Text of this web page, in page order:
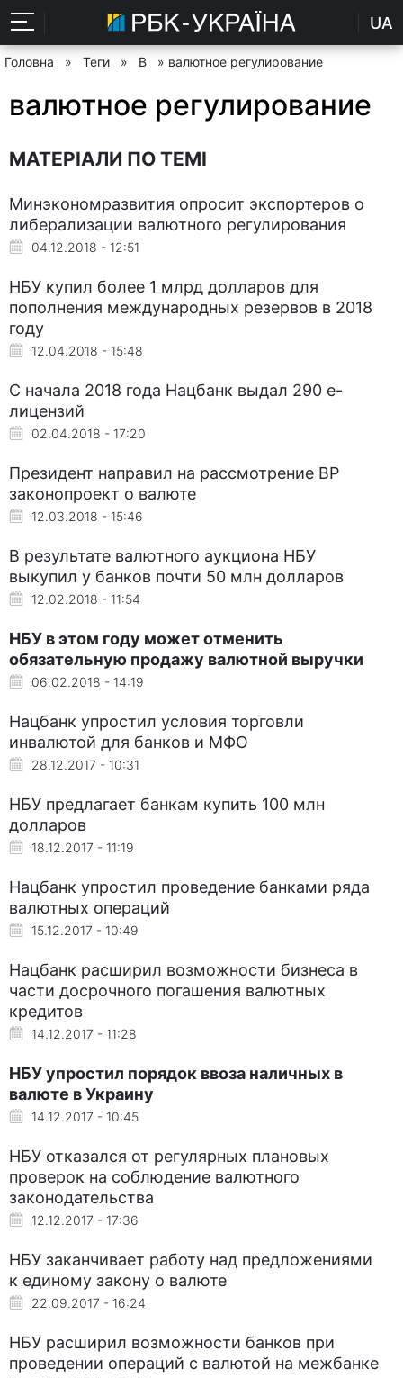
UA
Головна » Теги » В » валютное регулирование
валютное регулирование
МАТЕРІАЛИ ПО ТЕМІ
Минэкономразвития опросит экспортеров о
либерализации валютного регулирования
04.12.2018 - 12:51
НБУ купил более 1 млрд долларов для
пополнения международных резервов в 2018
году
12.04.2018 - 15:48
С начала 2018 года Нацбанк выдал 290 е-
лицензий
02.04.2018 - 17:20
Президент направил на рассмотрение ВР
законопроект о валюте
12.03.2018 - 15:46
В результате валютного аукциона НБУ
выкупил у банков почти 50 млн долларов
12.02.2018 - 11:54
НБУ в этом году может отменить
обязательную продажу валютной выручки
06.02.2018 - 14:19
Нацбанк упростил условия торговли
инвалютой для банков и МФО
28.12.2017 - 10:31
НБУ предлагает банкам купить 100 млн
долларов
18.12.2017 - 11:19
Нацбанк упростил проведение банками ряда
валютных операций
15.12.2017 - 10:49
Нацбанк расширил возможности бизнеса в
части досрочного погашения валютных
кредитов
14.12.2017 - 11:28
НБУ упростил порядок ввоза наличных в
валюте в Украину
14.12.2017 - 10:45
НБУ отказался от регулярных плановых
проверок на соблюдение валютного
законодательства
12.12.2017 - 17:36
НБУ заканчивает работу над предложениями
к единому закону о валюте
22.09.2017 - 16:24
НБУ расширил возможности банков при
проведении операций с валютой на межбанке